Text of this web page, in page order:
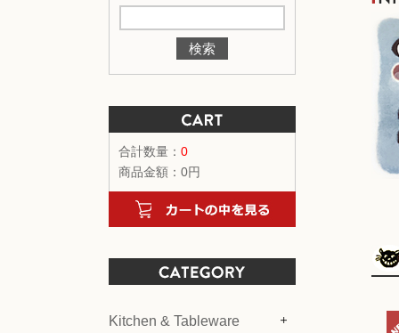
合計数量： 0
商品金額： 0円
Kitchen & Tableware